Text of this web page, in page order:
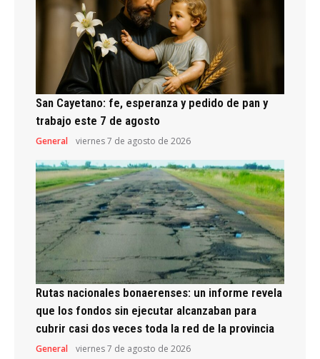
San Cayetano: fe, esperanza y pedido de pan y
trabajo este 7 de agosto
General viernes 7 de agosto de 2026
Rutas nacionales bonaerenses: un informe revela
que los fondos sin ejecutar alcanzaban para
cubrir casi dos veces toda la red de la provincia
General viernes 7 de agosto de 2026